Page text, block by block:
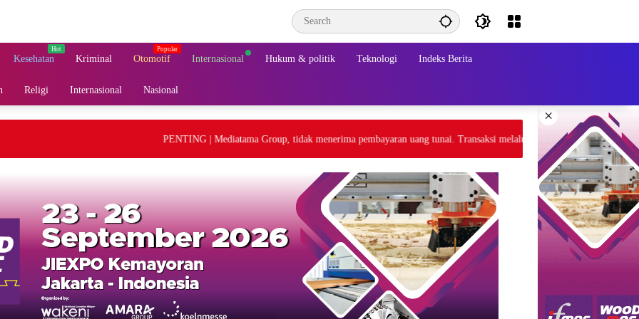
Kesehatan Kriminal Otomotif Internasional Hukum & politik Teknologi Indeks Berita
Religi Internasional Nasional
×
PENTING | Mediatama Group, tidak menerima pembayaran uang tunai. Transaksi melalui gateway payment atau tranfer